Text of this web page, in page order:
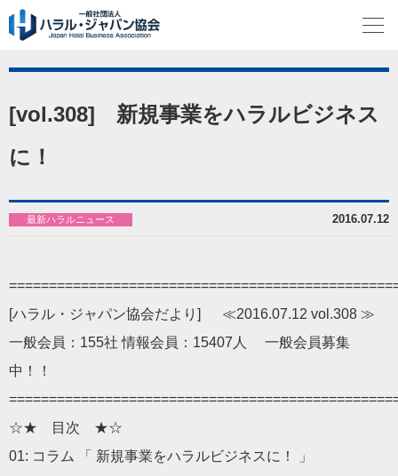
[vol.308] 新規事業をハラルビジネス
に！
2016.07.12
最新ハラルニュース
[ハラル・ジャパン協会だより] ≪2016.07.12 vol.308 ≫
一般会員：155社 情報会員：15407人 一般会員募集
中！！
☆★ 目次 ★☆
01: コラム 「 新規事業をハラルビジネスに！ 」